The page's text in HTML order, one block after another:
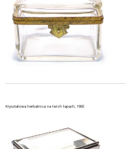
Kryształowa herbatnica na lwich łapach, 1900